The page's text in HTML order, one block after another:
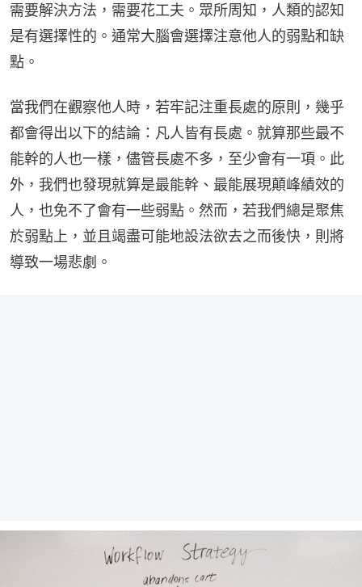
需要解決方法，需要花工夫。眾所周知，人類的認知
是有選擇性的。通常大腦會選擇注意他人的弱點和缺
點。
當我們在觀察他人時，若牢記注重長處的原則，幾乎
都會得出以下的結論：凡人皆有長處。就算那些最不
能幹的人也一樣，儘管長處不多，至少會有一項。此
外，我們也發現就算是最能幹、最能展現顛峰績效的
人，也免不了會有一些弱點。然而，若我們總是聚焦
於弱點上，並且竭盡可能地設法欲去之而後快，則將
導致一場悲劇。